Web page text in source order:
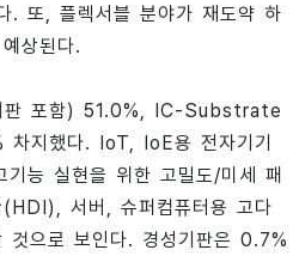
. 또, 플렉서블 분야가 재도약 하
상된다.
판 포함) 51.0%, IC-Substrate
지했다. IoT, IoE용 전자기기
능 실현을 위한 고밀도/미세 패
서버, 슈퍼컴퓨터용 고다
것으로 보인다. 경성기판은 0.7%